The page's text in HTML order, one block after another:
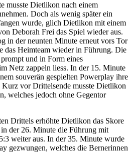
musste Dietlikon nach einem
Doch als wenig später ein
wurde, glich Dietlikon mit einem
Deborah Frei das Spiel wieder aus.
in der neunten Minute erneut vors Tor
das Heimteam wieder in Führung. Die
und in Form eines
Netz zappeln liess. In der 15. Minute
souverän gespielten Powerplay ihre
Kurz vor Drittelsende musste Dietlikon
welches jedoch ohne Gegentor
Drittels erhöhte Dietlikon das Skore
der 26. Minute die Führung mit
weiter aus. In der 35. Minute wurde
gezwungen, welches die Bernerinnen